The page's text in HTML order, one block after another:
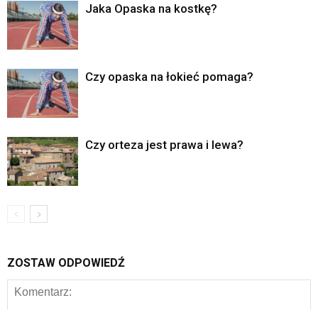
Jaka Opaska na kostkę?
Czy opaska na łokieć pomaga?
Czy orteza jest prawa i lewa?
ZOSTAW ODPOWIEDŹ